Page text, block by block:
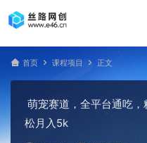
首页 课程项目 正文
萌宠赛道，全平台通吃
松月入5k